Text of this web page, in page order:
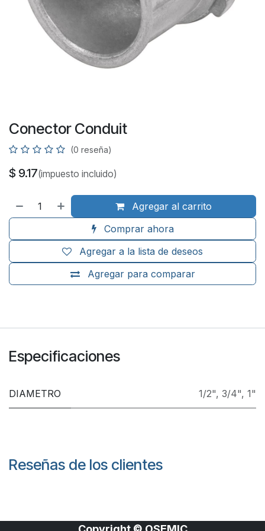
Conector Conduit
(0 reseña)
$ 9.17(impuesto incluido)
Agregar al carrito
Comprar ahora
Agregar para comparar
Agregar a la lista de deseos
Especificaciones
DIAMETRO 1/2", 3/4", 1"
Reseñas de los clientes